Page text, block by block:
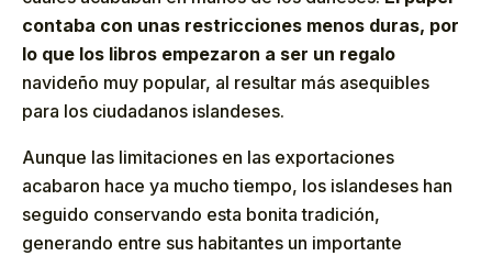
contaba con unas restricciones menos duras, por
lo que los libros empezaron a ser un regalo
navideño muy popular, al resultar más asequibles
para los ciudadanos islandeses.
Aunque las limitaciones en las exportaciones
acabaron hace ya mucho tiempo, los islandeses han
seguido conservando esta bonita tradición,
generando entre sus habitantes un importante